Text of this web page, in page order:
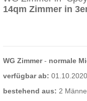
14qm Zimmer in
WG Zimmer- normale
verfügbar ab: 01.10.2020
bestehend aus: 2